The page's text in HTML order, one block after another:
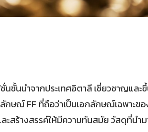
ชั้นนำจากประเทศอิตาลี เชี่ยวชาญและ
ษณ์ FF ที่ถือว่าเป็นเอกลักษณ์เฉพาะขอ
ะสร้างสรรค์ให้มีความทันสมัย วัสดุที่น